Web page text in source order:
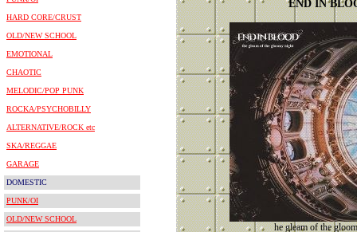
HARD CORE/CRUST
OLD/NEW SCHOOL
EMOTIONAL
CHAOTIC
MELODIC/POP PUNK
ROCKA/PSYCHOBILLY
ALTERNATIVE/ROCK etc
SKA/REGGAE
GARAGE
DOMESTIC
PUNK/OI
OLD/NEW SCHOOL
END IN
he gleam of the